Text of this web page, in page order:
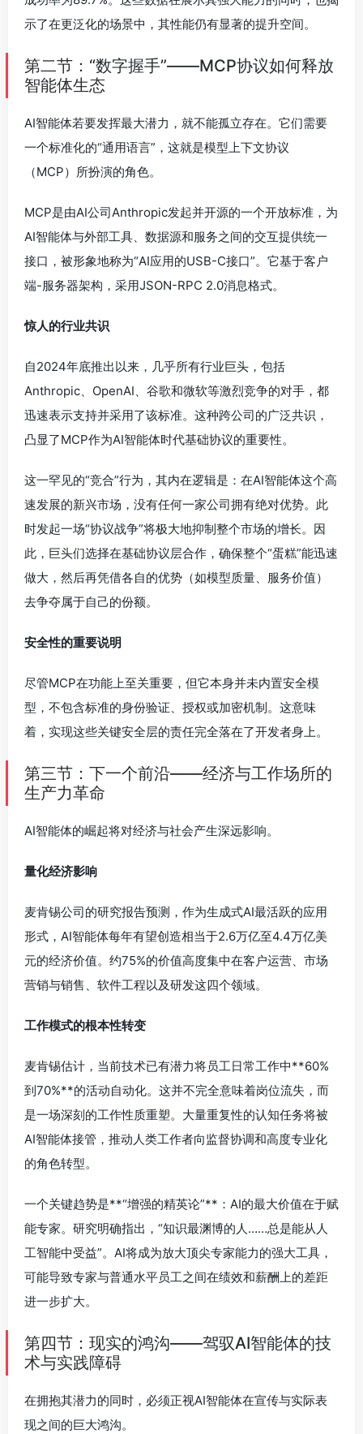
示了在更泛化的场景中，其性能仍有显著的提升空间。
第二节：“数字握手”——MCP协议如何释放
智能体生态
AI智能体若要发挥最大潜力，就不能孤立存在。它们需要
一个标准化的“通用语言”，这就是模型上下文协议
（MCP）所扮演的角色。
MCP是由AI公司Anthropic发起并开源的一个开放标准，为
AI智能体与外部工具、数据源和服务之间的交互提供统一
接口，被形象地称为“AI应用的USB-C接口”。它基于客户
端-服务器架构，采用JSON-RPC 2.0消息格式。
惊人的行业共识
自2024年底推出以来，几乎所有行业巨头，包括
Anthropic、OpenAI、谷歌和微软等激烈竞争的对手，都
迅速表示支持并采用了该标准。这种跨公司的广泛共识，
凸显了MCP作为AI智能体时代基础协议的重要性。
这一罕见的“竞合”行为，其内在逻辑是：在AI智能体这个高
速发展的新兴市场，没有任何一家公司拥有绝对优势。此
时发起一场“协议战争”将极大地抑制整个市场的增长。因
此，巨头们选择在基础协议层合作，确保整个“蛋糕”能迅速
做大，然后再凭借各自的优势（如模型质量、服务价值）
去争夺属于自己的份额。
安全性的重要说明
尽管MCP在功能上至关重要，但它本身并未内置安全模
型，不包含标准的身份验证、授权或加密机制。这意味
着，实现这些关键安全层的责任完全落在了开发者身上。
第三节：下一个前沿——经济与工作场所的
生产力革命
AI智能体的崛起将对经济与社会产生深远影响。
量化经济影响
麦肯锡公司的研究报告预测，作为生成式AI最活跃的应用
形式，AI智能体每年有望创造相当于2.6万亿至4.4万亿美
元的经济价值。约75%的价值高度集中在客户运营、市场
营销与销售、软件工程以及研发这四个领域。
工作模式的根本性转变
麦肯锡估计，当前技术已有潜力将员工日常工作中**60%
到70%**的活动自动化。这并不完全意味着岗位流失，而
是一场深刻的工作性质重塑。大量重复性的认知任务将被
AI智能体接管，推动人类工作者向监督协调和高度专业化
的角色转型。
一个关键趋势是**“增强的精英论”**：AI的最大价值在于赋
能专家。研究明确指出，“知识最渊博的人……总是能从人
工智能中受益”。AI将成为放大顶尖专家能力的强大工具，
可能导致专家与普通水平员工之间在绩效和薪酬上的差距
进一步扩大。
第四节：现实的鸿沟——驾驭AI智能体的技
术与实践障碍
在拥抱其潜力的同时，必须正视AI智能体在宣传与实际表
现之间的巨大鸿沟。